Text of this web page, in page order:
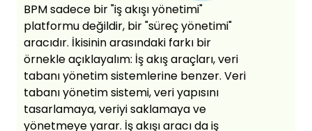
BPM sadece bir "iş akışı yönetimi"
platformu değildir, bir "süreç yönetimi"
aracıdır. İkisinin arasındaki farkı bir
örnekle açıklayalım: İş akış araçları, veri
tabanı yönetim sistemlerine benzer. Veri
tabanı yönetim sistemi, veri yapısını
tasarlamaya, veriyi saklamaya ve
yönetmeye yarar. İş akışı aracı da iş